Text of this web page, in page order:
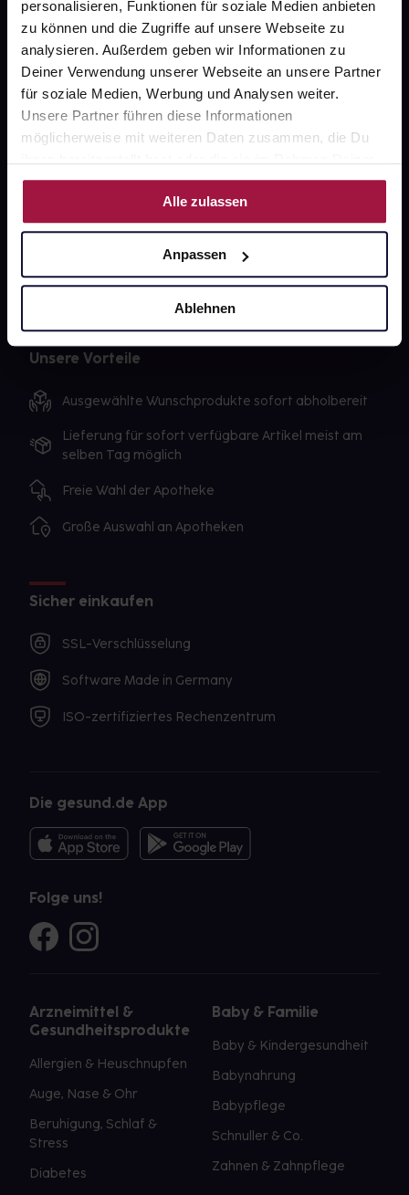
personalisieren, Funktionen für soziale Medien anbieten
zu können und die Zugriffe auf unsere Webseite zu
analysieren. Außerdem geben wir Informationen zu
Deiner Verwendung unserer Webseite an unsere Partner
für soziale Medien, Werbung und Analysen weiter.
Unsere Partner führen diese Informationen
möglicherweise mit weiteren Daten zusammen, die Du
Nutzung der Dienste gesammelt haben.
Alle zulassen
Anpassen
Ablehnen
Karriere
Newsletter
Barrierefreiheitserklärung
PAYBACK
gesund-versorger.de
Sanitätshäuser
Impressum
Unsere Vorteile
Ausgewählte Wunschprodukte sofort abholbereit
Lieferung für sofort verfügbare Artikel meist am
selben Tag möglich
Freie Wahl der Apotheke
Große Auswahl an Apotheken
Sicher einkaufen
SSL-Verschlüsselung
Software Made in Germany
ISO-zertifiziertes Rechenzentrum
Die gesund.de App
Folge uns!
Arzneimittel &
Gesundheitsprodukte
Allergien & Heuschnupfen
Auge, Nase & Ohr
Beruhigung, Schlaf &
Stress
Diabetes
Baby & Familie
Baby & Kindergesundheit
Babynahrung
Babypflege
Schnuller & Co.
Zahnen & Zahnpflege